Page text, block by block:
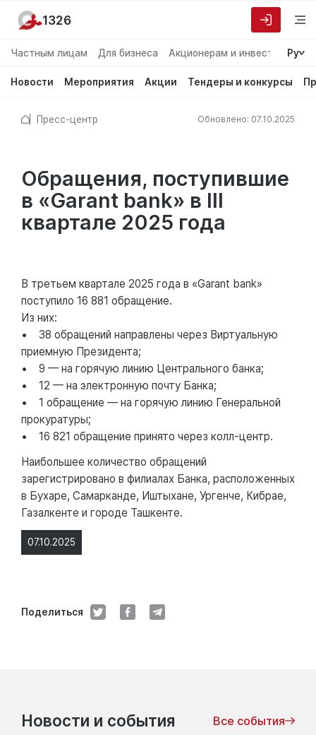
Частным лицам Для бизнеса Акционерам и инвесторам
Ру
Новости Мероприятия Акции Тендеры и конкурсы
1326
Пресс-центр Обновлено: 07.10.2025
Обращения, поступившие
в «Garant bank» в III
квартале 2025 года
07.10.2025
Поделиться
В третьем квартале 2025 года в «Garant bank»
поступило 16 881 обращение.
Из них:
• 38 обращений направлены через Виртуальную
приемную Президента;
• 9 — на горячую линию Центрального банка;
• 12 — на электронную почту Банка;
• 1 обращение — на горячую линию Генеральной
прокуратуры;
• 16 821 обращение принято через колл-центр.
Наибольшее количество обращений
зарегистрировано в филиалах Банка, расположенных
в Бухаре, Самарканде, Иштыхане, Ургенче, Кибрае,
Газалкенте и городе Ташкенте.
Новости и события Все события